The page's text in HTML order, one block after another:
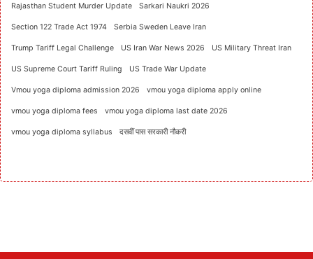
Rajasthan Student Murder Update Sarkari Naukri 2026
Section 122 Trade Act 1974 Serbia Sweden Leave Iran
Trump Tariff Legal Challenge US Iran War News 2026 US Military Threat Iran
US Supreme Court Tariff Ruling US Trade War Update
Vmou yoga diploma admission 2026 vmou yoga diploma apply online
vmou yoga diploma fees vmou yoga diploma last date 2026
vmou yoga diploma syllabus दसवीं पास सरकारी नौकरी